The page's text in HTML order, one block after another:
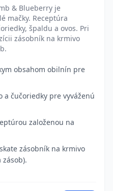
& Blueberry je
mačky. Receptúra
špaldu a ovos. Pri
zásobník na krmivo
obsahom obilnín pre
a čučoriedky pre vyváženú
založenou na
zásobník na krmivo